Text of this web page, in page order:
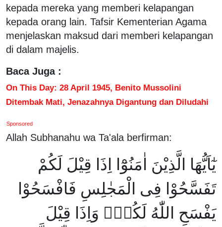
kepada mereka yang memberi kelapangan
kepada orang lain. Tafsir Kementerian Agama
menjelaskan maksud dari memberi kelapangan
di dalam majelis.
Baca Juga :
On This Day: 28 April 1945, Benito Mussolini
Ditembak Mati, Jenazahnya Digantung dan Diludahi
Sponsored
Allah Subhanahu wa Ta'ala berfirman:
يٰٓاَيُّهَا الَّذِيْنَ اٰمَنُوْٓا اِذَا قِيْلَ لَكُمْ
تَفَسَّحُوْا فِى الْمَجٰلِسِ فَافْسَحُوْا
يَفْسَحِ اللّٰهُ لَكُمْۚ وَاِذَا قِيْلَ